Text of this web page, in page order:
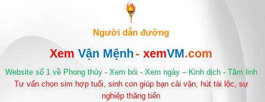
Người dẫn đường
Xem Vận Mệnh- xemVM.com
Website số 1 về Phong thủy - Xem bói - Xem ngày – Kinh dịch - Tâm linh
Tư vấn chọn sim hợp tuổi, sinh con giúp bạn cải vận, hút tài lộc, sự
nghiệp thăng tiến